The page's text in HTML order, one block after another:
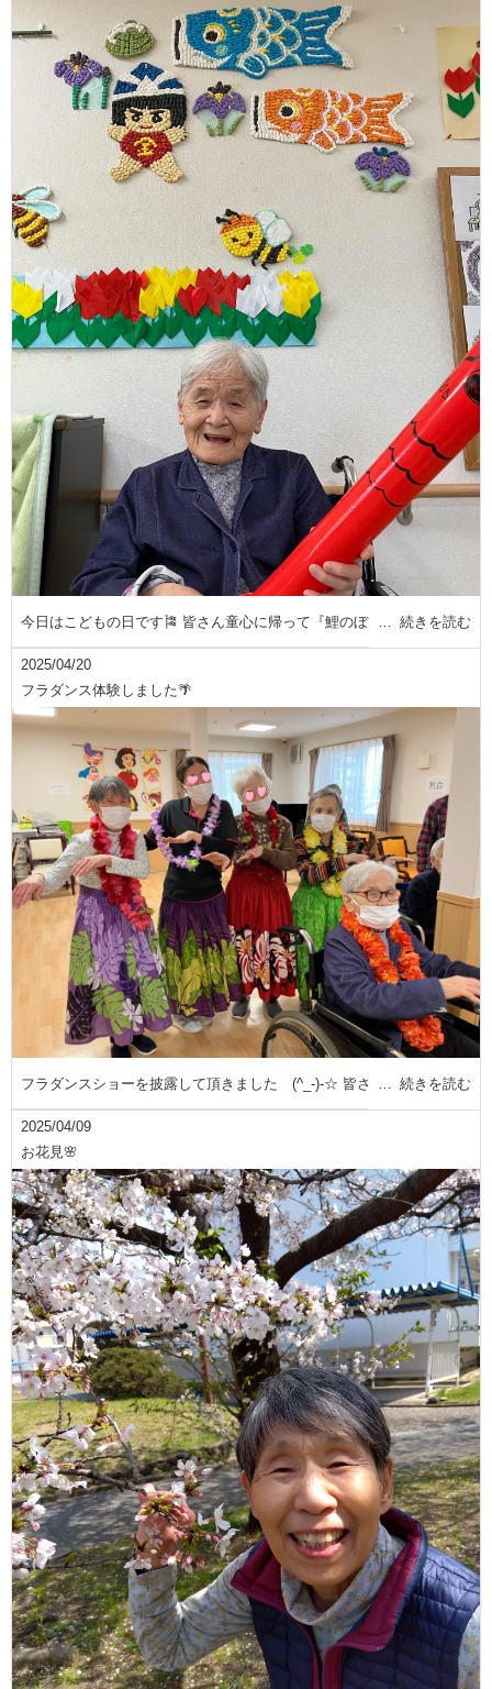
今日はこどもの日です🎏 皆さん童心に帰って『鯉のぼり 続きを読む
2025/04/20
フラダンス体験しました🌴
フラダンスショーを披露して頂きました (^_-)-☆ 皆さ 続きを読む
2025/04/09
お花見🌸